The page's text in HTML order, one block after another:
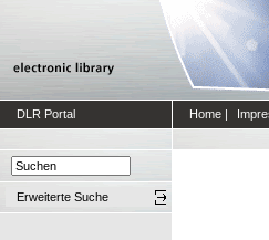
DLR Portal Home |
Erweiterte Suche